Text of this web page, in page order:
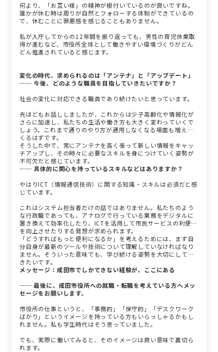
何より、「お互い様」の精神が根付いているのが良いですね。
誰かが休む時は周りが自然とフォローする体制ができているの
で、休むことに罪悪感を感じることもありません。
私が入庁してからの12年間を振り返っても、男性の育児休業取
得が進むなど、市役所全体として働きやすい環境づくりがどん
どん推進されていると感じます。
変化の時代、求められるのは「アンテナ」と「アップデート」
── 今後、どのような職員を目指していきたいですか？
社会の変化に対応できる職員であり続けたいと思っています。
先ほどもお話ししましたが、これからは少子高齢化や情報化が
さらに加速し、私たちの生活や働き方も大きく変わっていくで
しょう。これまで通りのやり方が通用しなくなる場面も増えて
くるはずです。
そうした中で、常にアンテナを高く張って新しい情報をキャッ
チアップし、その時々に必要なスキルを身につけていく姿勢が
不可欠だと感じています。
── 具体的に関心を持っているスキルなどはありますか？
やはりICT（情報通信技術）に関する知識・スキルは必須だと感
じています。
これはシステム担当者だけの話ではありません。私たちのよう
な行政職であっても、アナログで行っている業務をデジタルに
置き換えて効率化したり、ICTを活用して市民サービスの利便性
を向上させたりする発想が求められます。
「どうすればもっと便利になるか」を考えるためには、まず自
分自身が最新のツールや技術について理解していなければなり
ません。そういった意味でも、学び続ける姿勢を大切にしてい
きたいです。
メッセージ：成田市でしかできない経験が、ここにある
── 最後に、成田市役所への就職・転職を考えている方へメッ
セージをお願いします。
市役所の仕事というと、「事務的」「保守的」「デスクワーク
ばかり」というイメージを持っている方もいらっしゃるかもし
れません。私も学生時代はそう思っていました。
でも、実際に働いてみると、そのイメージは良い意味で裏切ら
れます。